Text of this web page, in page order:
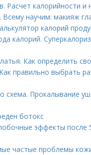
Расчет калорийности
научим: макияж
калорий
калорий.
Как определить
правильно выбрать
схема. Прокалывание
ботокс
эффекты после
частые проблемы кожи